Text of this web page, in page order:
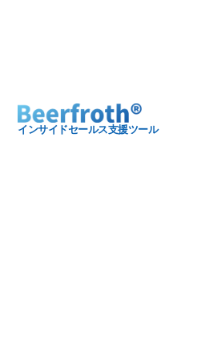
インサイドセールス支援ツール